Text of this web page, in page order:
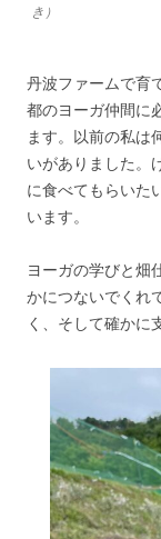
き）
丹波ファームで育
都のヨーガ仲間に
ます。以前の私は
いがありました。
に食べてもらいた
います。
ヨーガの学びと畑
かにつないでくれ
く、そして確かに